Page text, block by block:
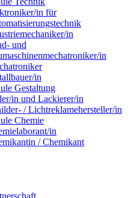
in für
in
und
in
in
Gestaltung
in und Lackierer/in
/ Lichtreklamehersteller/in
Chemie
in
/ Chemikant